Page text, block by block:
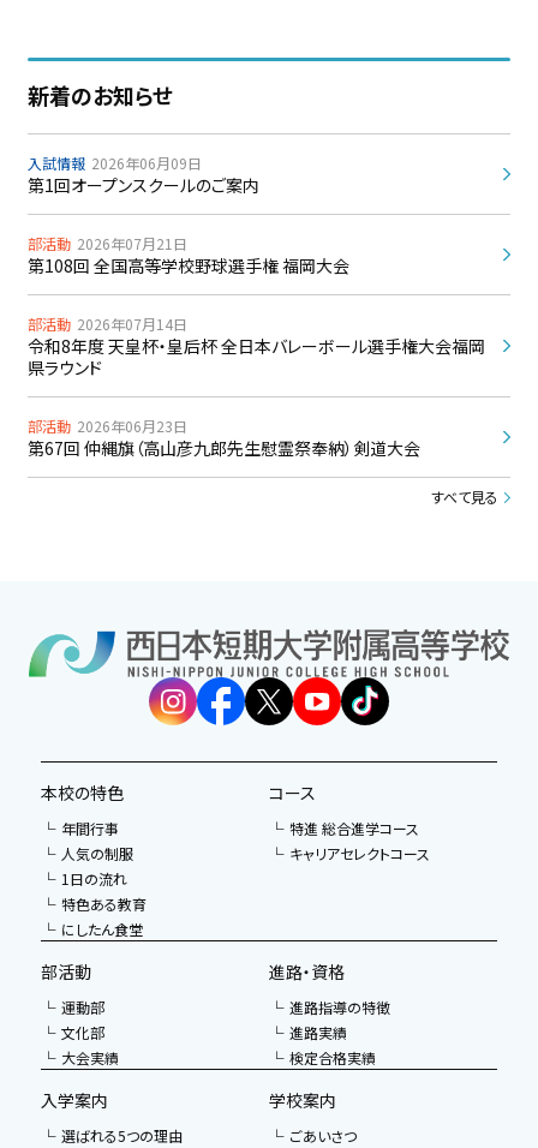
新着のお知らせ
入試情報 2026年06月09日
第1回オープンスクールのご案内
部活動 2026年07月21日
第108回 全国高等学校野球選手権 福岡大会
部活動 2026年07月14日
令和8年度 天皇杯・皇后杯 全日本バレーボール選手権大会福岡
県ラウンド
部活動 2026年06月23日
第67回 仲縄旗（高山彦九郎先生慰霊祭奉納）剣道大会
すべて見る
本校の特色
年間行事
人気の制服
1日の流れ
特色ある教育
にしたん食堂
コース
特進 総合進学コース
キャリアセレクトコース
部活動
運動部
文化部
大会実績
進路・資格
進路指導の特徴
進路実績
検定合格実績
入学案内
選ばれる5つの理由
学校案内
ごあいさつ